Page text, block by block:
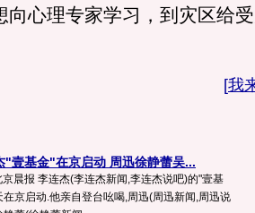
向心理专家学习，到灾区给
[我
"壹基金"在京启动 周迅徐静蕾吴...
京晨报 李连杰(李连杰新闻,李连杰说吧)的"壹基
在京启动.他亲自登台吆喝,周迅(周迅新闻,周迅说